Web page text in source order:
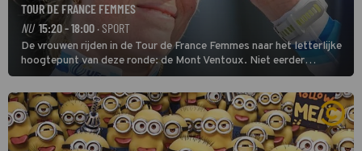
TOUR DE FRANCE FEMMES
NU 15:20 - 18:00 · SPORT
De vrouwen rijden in de Tour de France Femmes naar het letterlijke
hoogtepunt van deze ronde: de Mont Ventoux. Niet eerder
finishten de vrouwen voor deze koers op deze kale col uit de
buitencategorie. De aanloop naar de slotklim is vlak.